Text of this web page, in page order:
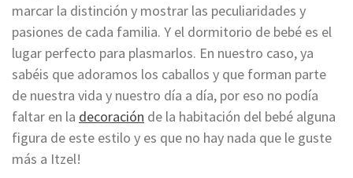
marcar la distinción y mostrar las peculiaridades y
pasiones de cada familia. Y el dormitorio de bebé es el
lugar perfecto para plasmarlos. En nuestro caso, ya
sabéis que adoramos los caballos y que forman parte
de nuestra vida y nuestro día a día, por eso no podía
faltar en la decoración de la habitación del bebé alguna
figura de este estilo y es que no hay nada que le guste
más a Itzel!